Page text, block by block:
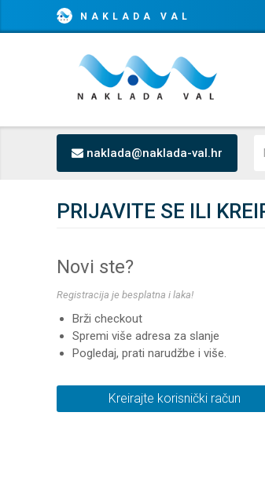
NAKLADA VAL
naklada@naklada-val.hr
PRIJAVITE SE ILI
Novi ste?
Registracija je besplatna i laka!
Brži checkout
Spremi više adresa za slanje
Pogledaj, prati narudžbe i više.
Kreirajte korisnički račun